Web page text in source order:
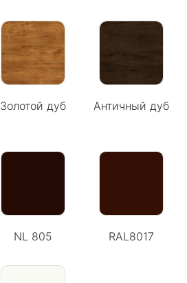
Золотой дуб Античный дуб
NL 805 RAL8017